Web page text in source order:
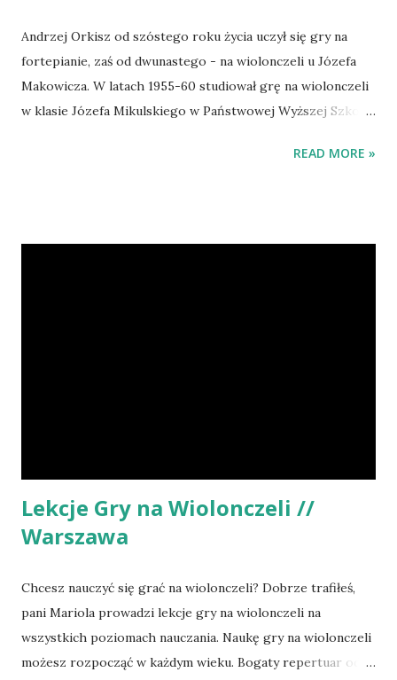
Andrzej Orkisz od szóstego roku życia uczył się gry na
fortepianie, zaś od dwunastego - na wiolonczeli u Józefa
Makowicza. W latach 1955-60 studiował grę na wiolonczeli
w klasie Józefa Mikulskiego w Państwowej Wyższej Szkole
kierunkiem Paula Torteliera (1961). Andrzej OrkiszREAD MORE »
Lekcje Gry na Wiolonczeli //
Warszawa
Chcesz nauczyć się grać na wiolonczeli? Dobrze trafiłeś,
pani Mariola prowadzi lekcje gry na wiolonczeli na
wszystkich poziomach nauczania. Naukę gry na wiolonczeli
możesz rozpocząć w każdym wieku. Bogaty repertuar od